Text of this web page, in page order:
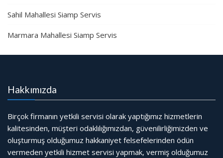
Sahil Mahallesi Siamp Servis
Marmara Mahallesi Siamp Servis
Hakkımızda
Birçok firmanın yetkili servisi olarak yaptığımız hizmetlerin
kalitesinden, müşteri odaklılığımızdan, güvenilirliğimizden ve
oluşturmuş olduğumuz hakkaniyet felsefelerinden ödün
vermeden yetkili hizmet servisi yapmak, vermiş olduğumuz